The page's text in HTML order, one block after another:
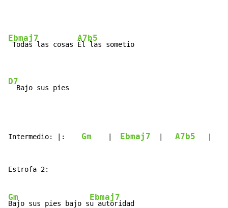
Ebmaj7
Todas las cosas
A7b5
Él las sometio
D7
  Bajo sus pies
Intermedio: |: Gm Ebmaj7 A7b5
Estrofa 2:
Gm
Bajo sus pies bajo s
Ebmaj7
u autoridad